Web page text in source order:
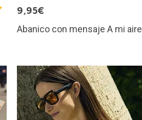
9,95€
Abanico con mensaje A mi aire